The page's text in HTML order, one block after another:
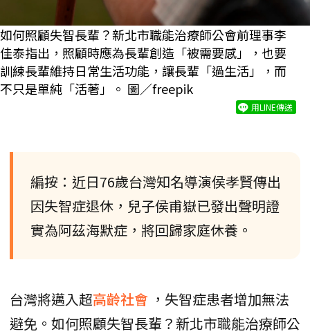
如何照顧失智長輩？新北市職能治療師公會前理事李
佳泰指出，照顧時應為長輩創造「被需要感」，也要
訓練長輩維持日常生活功能，讓長輩「過生活」，而
不只是單純「活著」。 圖／freepik
用LINE傳送
編按：近日76歲台灣知名導演侯孝賢傳出
因失智症退休，兒子侯甫嶽已發出聲明證
實為阿茲海默症，將回歸家庭休養。
台灣將邁入超高齡社會 ，失智症患者增加無法
避免。如何照顧失智長輩？新北市職能治療師公